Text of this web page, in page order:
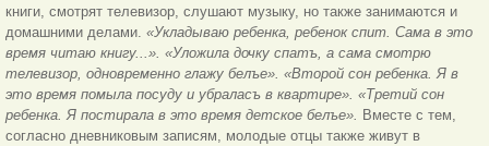
книги, смотрят телевизор, слушают музыку, но также занимаются и
домашними делами. «Укладываю ребенка, ребенок спит. Сама в это
время читаю книгу...». «Уложила дочку спатъ, а сама смотрю
телевизор, одновременно глажу белъе». «Второй сон ребенка. Я в
это время помыла посуду и убраласъ в квартире». «Третий сон
ребенка. Я постирала в это время детское белъе». Вместе с тем,
согласно дневниковым записям, молодые отцы также живут в